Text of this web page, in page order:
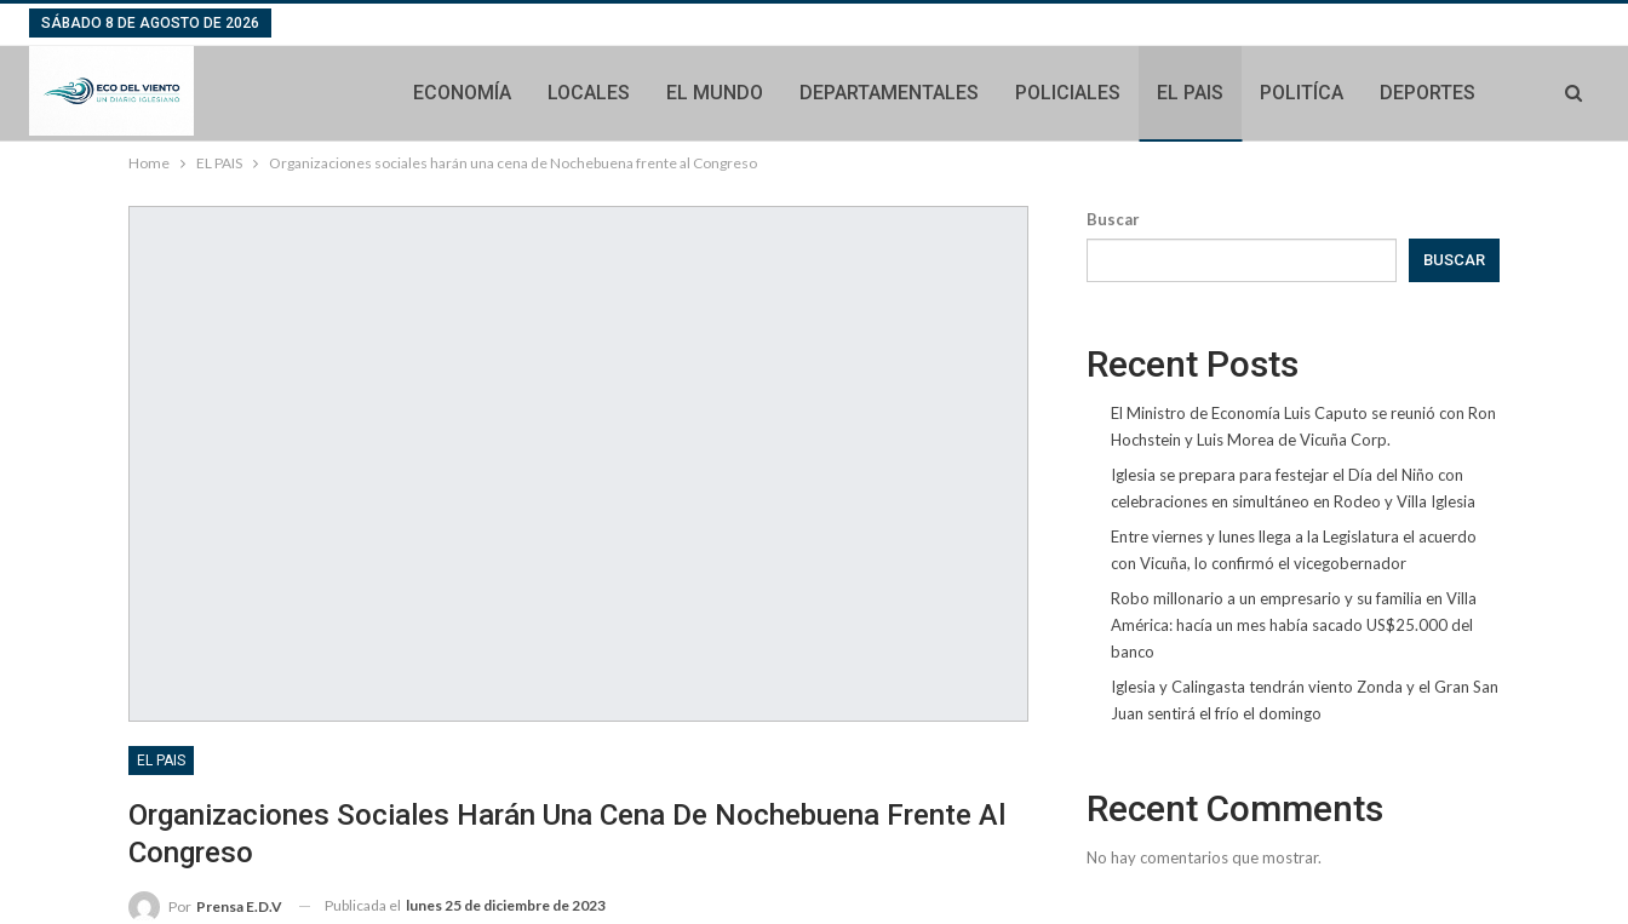
SÁBADO 8 DE AGOSTO DE 2026
ECONOMÍA LOCALES EL MUNDO DEPARTAMENTALES POLICIALES EL PAIS POLITÍCA DEPORTES
Home EL PAIS Organizaciones sociales harán una cena de Nochebuena frente al Congreso
EL PAIS
Organizaciones Sociales Harán Una Cena De Nochebuena Frente Al
Congreso
Por Prensa E.D.V Publicada el lunes 25 de diciembre de 2023
Buscar
BUSCAR
Recent Posts
El Ministro de Economía Luis Caputo se reunió con Ron
Hochstein y Luis Morea de Vicuña Corp.
Iglesia se prepara para festejar el Día del Niño con
celebraciones en simultáneo en Rodeo y Villa Iglesia
Entre viernes y lunes llega a la Legislatura el acuerdo
con Vicuña, lo confirmó el vicegobernador
Robo millonario a un empresario y su familia en Villa
América: hacía un mes había sacado US$25.000 del
banco
Iglesia y Calingasta tendrán viento Zonda y el Gran San
Juan sentirá el frío el domingo
Recent Comments
No hay comentarios que mostrar.